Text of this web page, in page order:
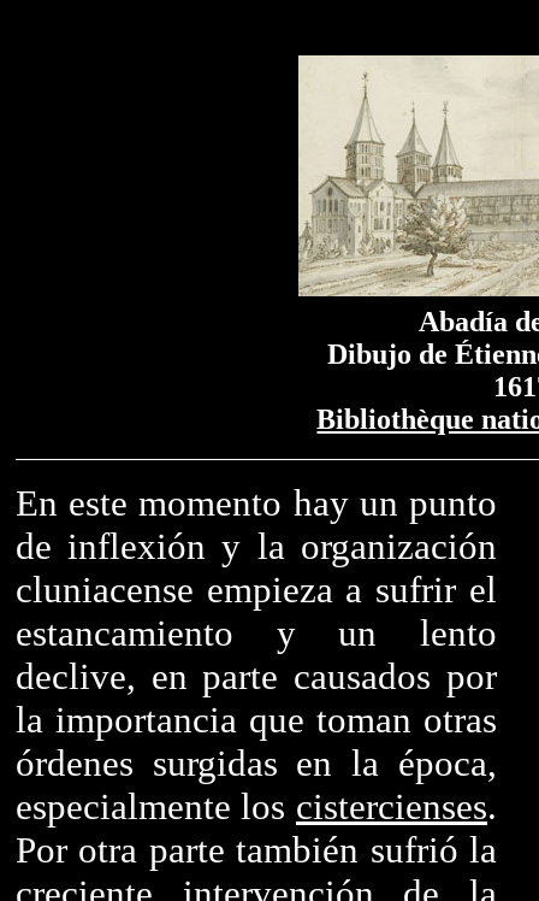
Abadía
Dibujo de
Bibliothèque
En este momento hay un punto
de inflexión y la organización
cluniacense empieza a sufrir el
estancamiento y un lento
declive, en parte causados por
la importancia que toman otras
órdenes surgidas en la época,
especialmente los cistercienses.
Por otra parte también sufrió la